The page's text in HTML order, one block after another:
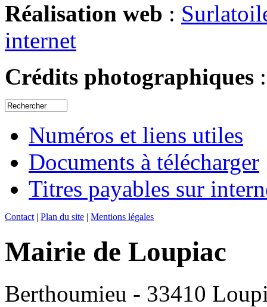
Réalisation web :
internet
Crédits photographiques
Numéros et liens utiles
Documents à télécharger
Titres payables sur
Contact | Plan du site | Mentions légales
Mairie de Loupiac
Berthoumieu - 33410